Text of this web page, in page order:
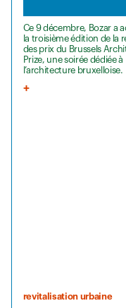
Ce 9 décembre, Bozar a
la troisième édition de la
des prix du Brussels
Prize, une soirée dédiée à
l’architecture bruxelloise.
revitalisation urbaine